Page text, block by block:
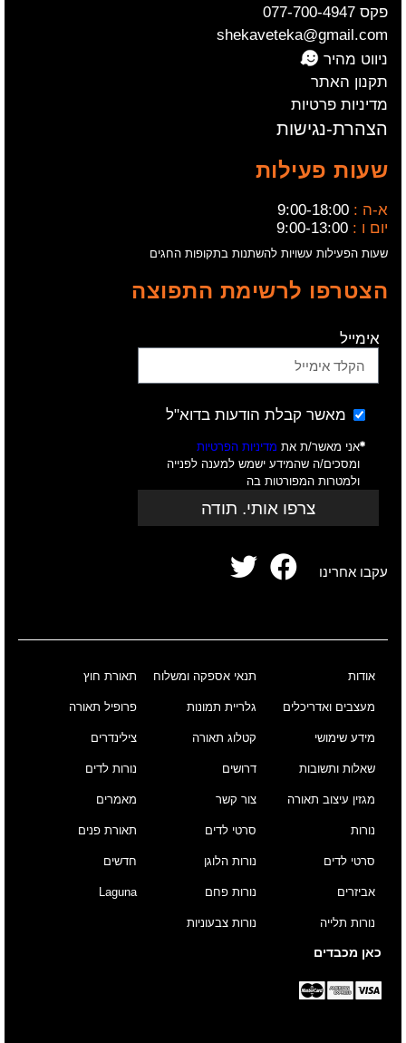
פקס 077-700-4947
shekaveteka@gmail.com
ניווט מהיר
תקנון האתר
מדיניות פרטיות
הצהרת-נגישות
שעות פעילות
א-ה : 9:00-18:00
יום ו : 9:00-13:00
שעות הפעילות עשויות להשתנות בתקופות החגים
הצטרפו לרשימת התפוצה
אימייל
מאשר קבלת הודעות בדוא"ל
אני מאשר/ת את מדיניות הפרטיות
ומסכים/ה שהמידע ישמש למענה לפנייה
ולמטרות המפורטות בה
צרפו אותי. תודה
עקבו אחרינו
אודות
מעצבים ואדריכלים
מידע שימושי
שאלות ותשובות
מגזין עיצוב תאורה
תנאי אספקה ומשלוח
גלריית תמונות
קטלוג תאורה
דרושים
צור קשר
תאורת חוץ
פרופיל תאורה
צילינדרים
נורות לדים
מאמרים
נורות
סרטי לדים
אביזרים
נורות תלייה
סרטי לדים
נורות הלוגן
נורות פחם
נורות צבעוניות
תאורת פנים
חדשים
Laguna
כאן מכבדים